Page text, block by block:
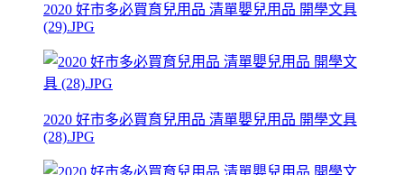
2020 好市多必買育兒用品 清單嬰兒用品 開學文具
(29).JPG
2020 好市多必買育兒用品 清單嬰兒用品 開學文具
(28).JPG